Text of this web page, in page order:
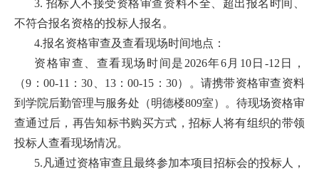
中
才
招
3. 招标人不接受资格审查资料不全、超出报名时间、
不符合报名资格的投标人报名。
4.报名资格审查及查看现场时间地点：
资格审查、查看现场时间是2026年6月10日-12日，
（9：00-11：30、13：00-15：30）。请携带资格审查资料
到学院后勤管理与服务处（明德楼809室）。待现场资格审
查通过后，再告知标书购买方式，招标人将有组织的带领
投标人查看现场情况。
5.凡通过资格审查且最终参加本项目招标会的投标人，